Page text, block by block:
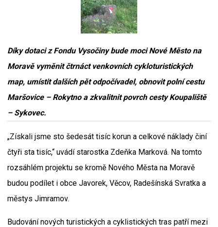
Díky dotaci z Fondu Vysočiny bude moci Nové Město na
Moravě vyměnit čtrnáct venkovních cykloturistických
map, umístit dalších pět odpočívadel, obnovit polní cestu
Maršovice – Rokytno a zkvalitnit povrch cesty Koupaliště
– Sykovec.
„Získali jsme sto šedesát tisíc korun a celkové náklady činí
čtyři sta tisíc,“ uvádí starostka Zdeňka Marková. Na tomto
rozsáhlém projektu se kromě Nového Města na Moravě
budou podílet i obce Javorek, Věcov, Radešínská Svratka a
městys Jimramov.
Budování nových turistických a cyklistických tras patří mezi